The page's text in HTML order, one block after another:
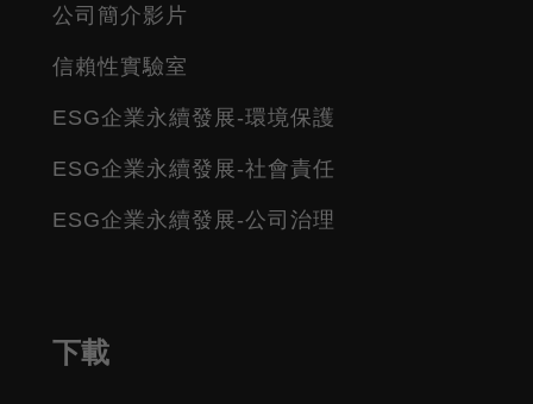
公司簡介影片
信賴性實驗室
ESG企業永續發展-環境保護
ESG企業永續發展-社會責任
ESG企業永續發展-公司治理
下載